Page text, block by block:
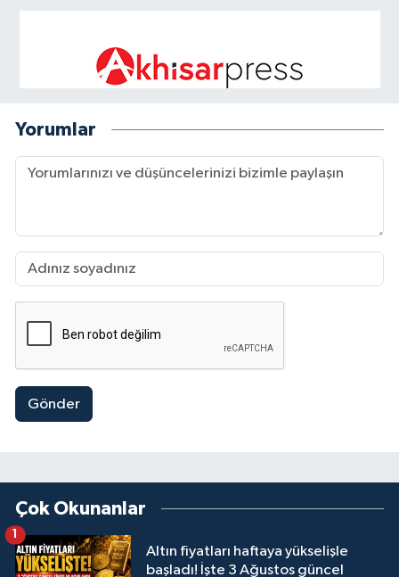
Yorumlar
Gönder
Çok Okunanlar
Altın fiyatları haftaya yükselişle
başladı! İşte 3 Ağustos güncel